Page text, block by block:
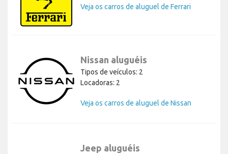
Veja os carros de aluguel de Ferrari
Nissan aluguéis
Tipos de veículos: 2
Locadoras: 2
Veja os carros de aluguel de Nissan
Jeep aluguéis